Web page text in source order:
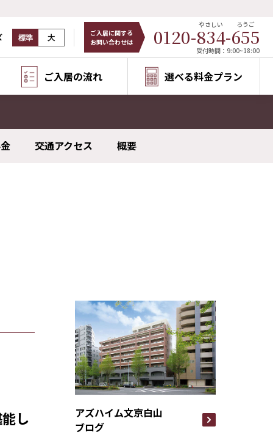
標準 大
ご入居に関する
お問い合わせは
0120-834
やさしい
-655
ろうご
受付時間：9:00~18:00
ご入居の流れ 選べる料金プラン
交通アクセス 概要
し
アズハイム文京白山
ブログ